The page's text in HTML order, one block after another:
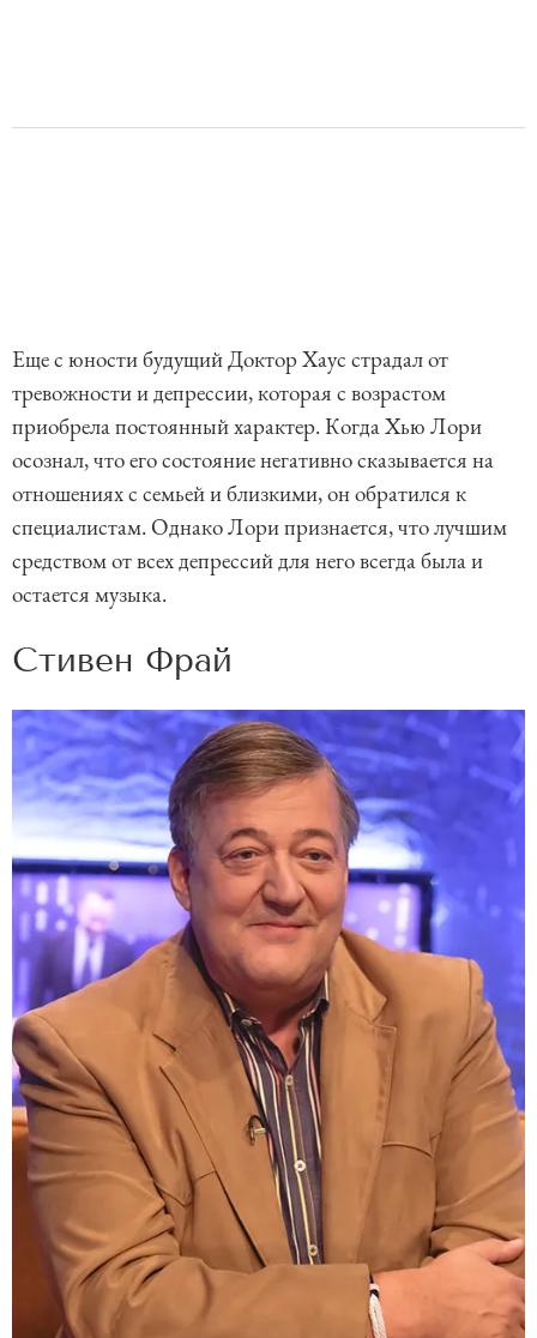
Еще с юности будущий Доктор Хаус страдал от
тревожности и депрессии, которая с возрастом
приобрела постоянный характер. Когда Хью Лори
осознал, что его состояние негативно сказывается на
отношениях с семьей и близкими, он обратился к
специалистам. Однако Лори признается, что лучшим
средством от всех депрессий для него всегда была и
остается музыка.
Стивен Фрай